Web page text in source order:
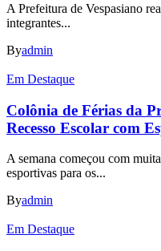
A Prefeitura de Vespasiano
integrantes...
Byadmin
Em Destaque
Colônia de Férias da
Recesso Escolar com
A semana começou com
esportivas para os...
Byadmin
Em Destaque